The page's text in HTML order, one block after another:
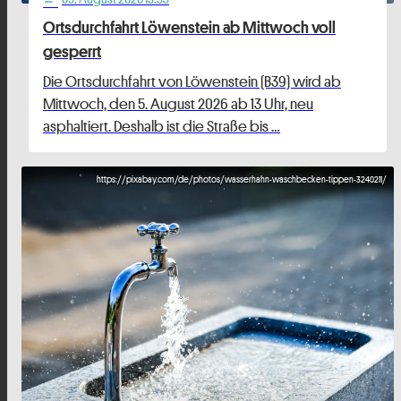
Ortsdurchfahrt Löwenstein ab Mittwoch voll
gesperrt
Die Ortsdurchfahrt von Löwenstein (B39) wird ab
Mittwoch, den 5. August 2026 ab 13 Uhr, neu
asphaltiert. Deshalb ist die Straße bis …
https://pixabay.com/de/photos/wasserhahn-waschbecken-tippen-3240211/